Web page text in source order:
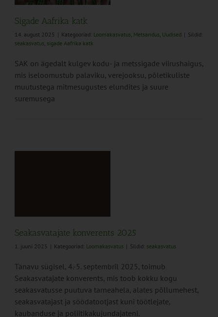
Sigade Aafrika katk
14. august 2025 | Kategooriad: Loomakasvatus, Metsandus, Uudised | Sildid:
seakasvatus, sigade Aafrika katk
SAK on ägedalt kulgev kodu- ja metssigade viirushaigus,
mis iseloomustub palaviku, verejooksu, põletikuliste
muutustega mitmesugustes elundites ja suure
suremusega
Seakasvatajate konverents 2025
1. juuni 2025 | Kategooriad: Loomakasvatus | Sildid: seakasvatus
Tänavu sügisel, 4.-5. septembril 2025, toimub
Seakasvatajate konverents, mis toob kokku kogu
seakasvatusse puutuva tarneahela, alates põllumehest,
seakasvatajast ja söödatootjast kuni töötlejate,
kaubanduse ja poliitikakujundajateni.